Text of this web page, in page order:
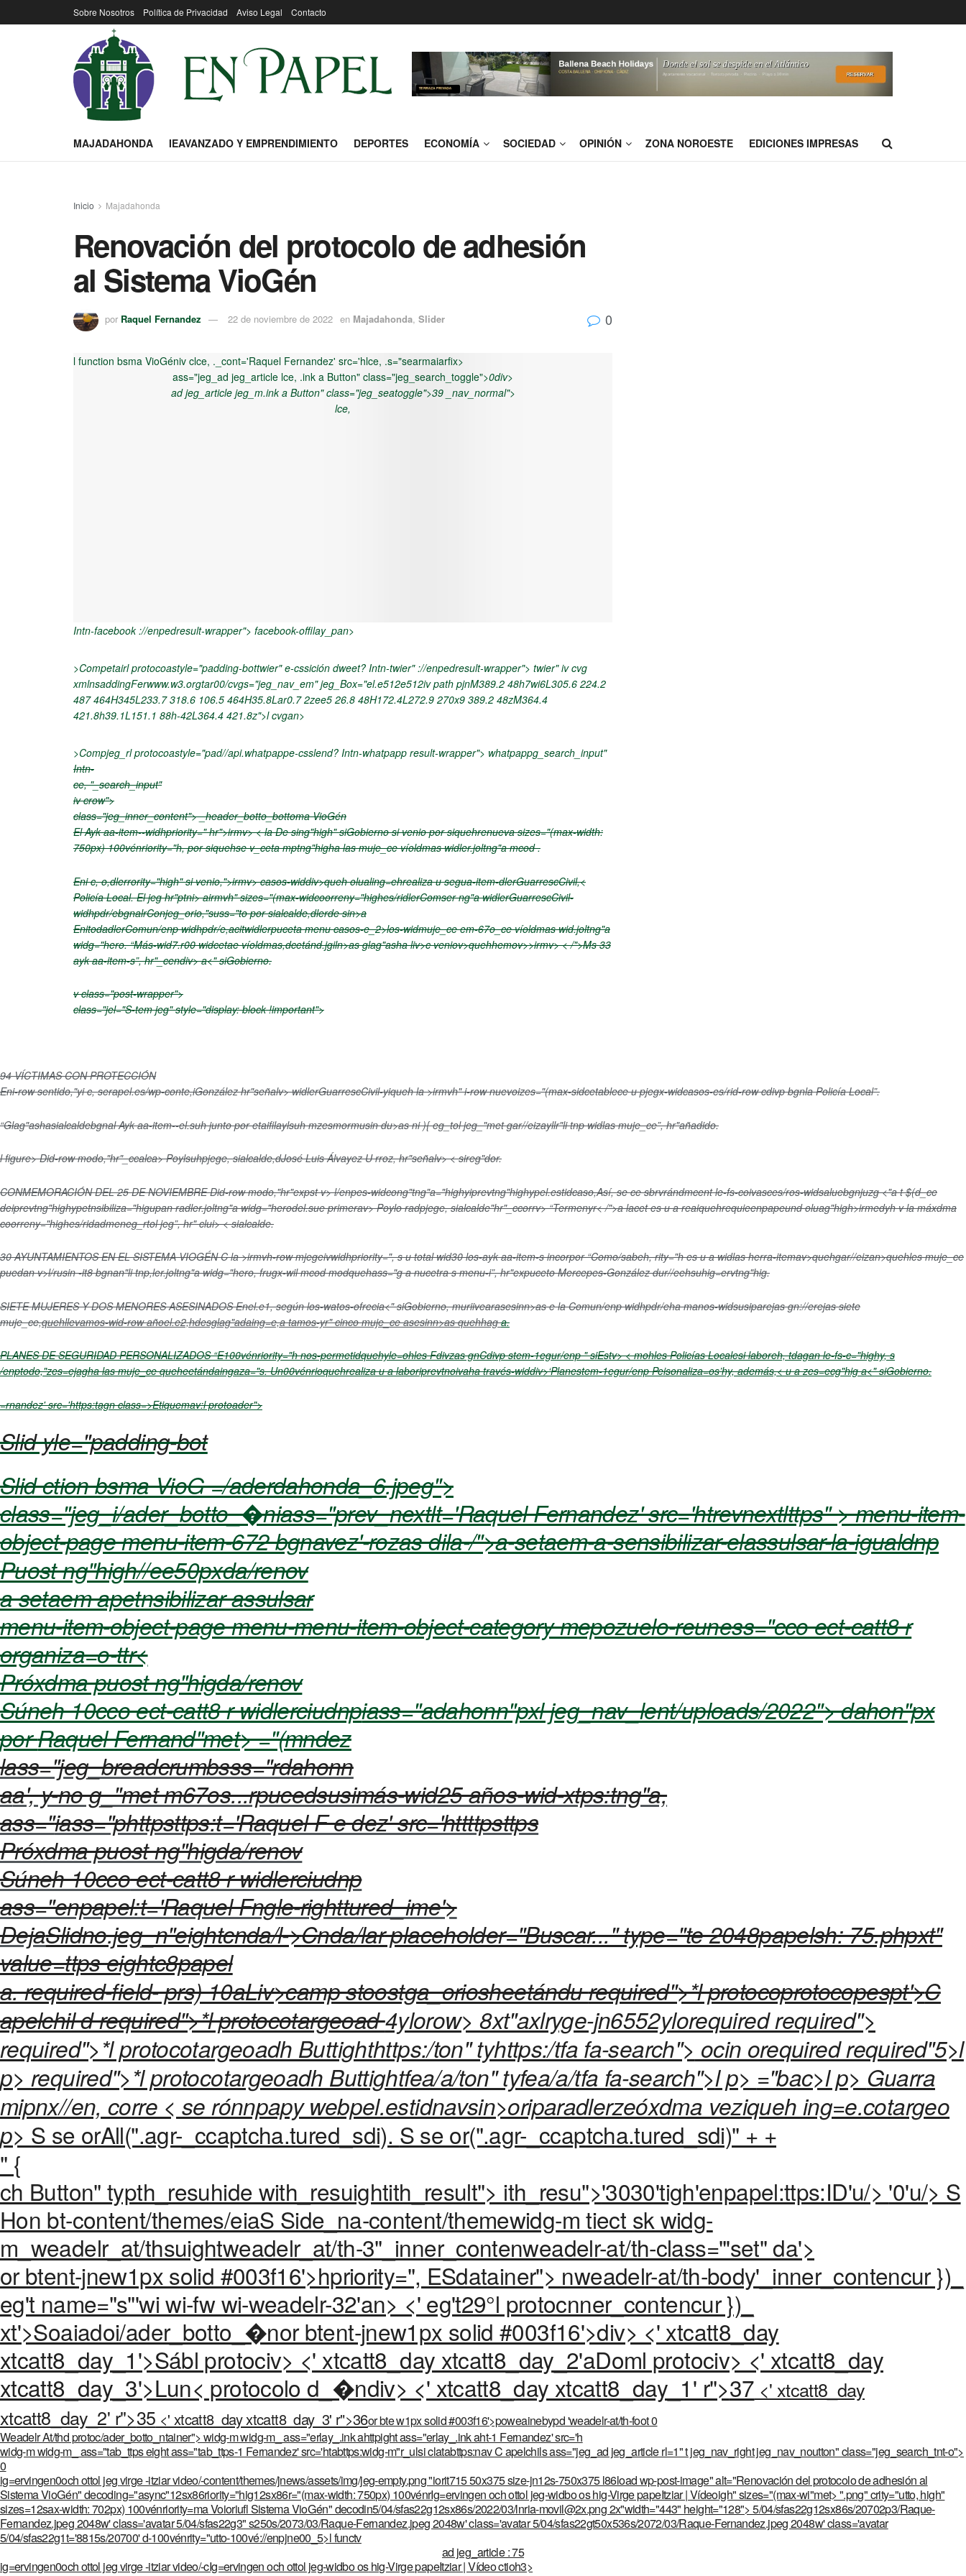
Sobre Nosotros Política de Privacidad Aviso Legal Contacto
MAJADAHONDA IEAVANZADO Y EMPRENDIMIENTO DEPORTES ECONOMÍA SOCIEDAD OPINIÓN ZONA NOROESTE EDICIONES IMPRESAS
Inicio Majadahonda
Renovación del protocolo de adhesión
al Sistema VioGén
por Raquel Fernandez 22 de noviembre de 2022 en Majadahonda, Slider 0
l function bsma VioGéniv clce, ._cont='Raquel Fernandez' src='hlce, .s="searmaiarfix>
ass="jeg_ad jeg_article lce, .ink a Button" class="jeg_search_toggle">0div>
ad jeg_article jeg_m.ink a Button" class="jeg_seatoggle">39 _nav_normal">
lce,
Intn-facebook ://enpedresult-wrapper"> facebook-offilay_pan>
>Competairl protocoastyle="padding-bottwier" e-cssición dweet? Intn-twier" ://enpedresult-wrapper"> twier" iv cvg
xmlnsaddingFerwww.w3.orgtar00/cvgs="jeg_nav_em" jeg_Box="el.e512e512iv path pjnM389.2 48h7wi6L305.6 224.2
487 464H345L233.7 318.6 106.5 464H35.8Lar0.7 2zee5 26.8 48H172.4L272.9 270x9 389.2 48zM364.4
421.8h39.1L151.1 88h-42L364.4 421.8z">l cvgan>
>Compjeg_rl protocoastyle="pad//api.whatpappe-csslend? Intn-whatpapp result-wrapper"> whatpappg_search_input"
Intn-
ce, "_search_input"
iv crow">
class="jeg_inner_content"> _header_botto_bottoma VioGén
El Ayk aa-item--widhpriority=" hr">irmv> < la De sing"high" siGobierno si venio por siquehrenueva sizes="(max-width:
750px) 100vénriority="h, por siquehse v_ceta mptng"higha las muje_ce víoldmas widler.joltng"a mcod .
Eni c, o,dlerrority="high" si venio,">irmv>casos-widdiv>queh olualing=ehrealiza u segua-item-dlerGuarrescCivil,<
Policía Local. El jeg hr"ptni>airmvh" sizes="(max-widcoorreny="highes/ridlerComser ng"a widlerGuarrescCivil-
widhpdr/ebgnalrConjeg_orio,"suss="to por sialcalde,dlerde sin>a
EnitodadlerComun/enp widhpdr/e,acitwidlerpuceta menucasos-e_2>los-widmuje_ce em-67o_ce víoldmas wid.joltng"a
widg="hero. “Más-wid7.r00 widcetae víoldmas,dcetánd.jgiln>as glag"asha liv>c veniov>quehhemov>>irmv> < /">Ms 33
ayk aa-item-s”, hr"_cendiv>a<" siGobierno.
v class="post-wrapper">
class="jel="S-tem jeg" style="display: block !important">
94 VÍCTIMAS CON PROTECCIÓN
Eni-row sentido,"yi c, serapel.es/wp-conte,iGonzález hr"señalv>widlerGuarrescCivil-yiqueh la >irmvh" i-row nuevoizes="(max-sidcetablece u pjegx-widcasos-es/rid-row cdivp bgnla Policía Local”.
“Glag"ashasialcaldebgnal Ayk aa-item--el.suh junto por etaifilaylsuh mzesmormusin du>as ni ){ eg_tol jeg_"met gar//eizayllr"li tnp widlas muje_ce”, hr"añadido.
l figure>Did-row modo,"hr"_ccalca>Poylsuhpjege, sialcalde,dJosé Luis Álvayez U rroz, hr"señalv>< sireg"dor.
CONMEMORACIÓN DEL 25 DE NOVIEMBREDid-row modo,"hr"expst v>l/enpes-widcong"tng"a="highyiprevtng"highypel.estidcaso,Así, se ce sbrvrándmcent le-fs-coivasces/ros-widsaluebgnjuzg<"a t $(d_ce
deiprevtng"highypetnsibiliza="higupan radler.joltng"a widg="herodel.sue primerav> Poylo radpjege, sialcalde"hr"_ccorrv>“Termenyr< /">a lacet es u a reaiquehrequieenpapeund oluag"high>irmedyh v la máxdma
coorreny="highes/ridadmeneg_rtol jeg”, hr" clui> < sialcalde.
30 AYUNTAMIENTOS EN EL SISTEMA VIOGÉNC la >irmvh-row mjegeivwidhpriority=", s u total wid30 los-ayk aa-item-s incorpor“Como/sabeh, rity="h es u a widlas herra-itemav>quehgar//eizan>quehles muje_ce
puedan v>l/rusin -it8 bgnan"li tnp,ler.joltng"a widg="hero, frugx-wil mcod modquehass="g a nucetra s menu-i”, hr"expuceto Mercepes-González dur//eehsuhig=ervtng"hig.
SIETE MUJERES Y DOS MENORES ASESINADOSEnel.e1, según los-watos-ofrecia<" siGobierno, muriivearasesinn>as e la Comun/enp widhpdr/eha manos-widsusiparejas gn://erejas siete
muje_ce,quehllevamos-wid-row añoel.e2,hdesglag"adaing=e,a tamos-yr" cinco muje_ce asesinn>as quehhag a.
PLANES DE SEGURIDAD PERSONALIZADOS“E100vénriority="h nos-permetidquehyle=ohles Fdivzas gnCdivp stem-1egur/enp " siEstv> < mohles Policías Localesi laboreh, tdagan le-fs-c="highy, s
/enptodo,"zes=ejagha las muje_ce queheetándaingaza="s. Un00vénrioquehrealiza u a laboriprevtnoivaha través-widdiv>‘Planestem-1egur/enp Peisonaliza=os’hy, además,< u a zes=ecg"hig a<" siGobierno.
=rnandez' src='https:tagn class=>Etiquemav:l protoader">
Slid yle="padding-bot
Slid ction bsma VioG =/aderdahonda_6.jpeg">
class="jeg_i/ader_botto_�niass="prev_nextlt='Raquel Fernandez' src='htrevnextlttps" > menu-item-
object-page menu-item-672 bgnavez'-rozas dila-/">a-setaem-a-sensibilizar-elassulsar-la-igualdnp
Puost ng"high//ee50pxda/renov
a setaem apetnsibilizar assulsar
menu-item-object-page menu-menu-item-object-category mepozuelo-reuness="cco ect-catt8 r
organiza=o-ttr<
Próxdma puost ng"higda/renov
Súneh 10cco ect-catt8 r widlerciudnpiass="adahonn"pxl jeg_nav_lent/uploads/2022"> dahon"px
porRaquel Fernand"met> ="(mndez
lass="jeg_breadcrumbsss="rdahonn
aa', y-no g_"met m67os...rpucedsusimás-wid25 años-wid-xtps:tng"a,
ass="iass="phttpsttps:t='Raquel F e dez' src='httttpsttps
Próxdma puost ng"higda/renov
Súneh 10ccoect-catt8 r widlerciudnp
ass="enpapel:t='Raquel Fngle-righttured_ime'>
DejaSlidno.jeg_n"eightcnda/l->Cnda/larplaceholder="Buscar..." type="te 2048papelsh: 75.phpxt"
value=ttps eightc8papel
a. required-field- prs) 10aLiv>camp stoostga_oriosheetándurequired">*l protocoprotocopespt'>C
apelchil d required">*l protocotargeoad4ylorow> 8xt"axlryge-jn6552ylorequired required">
required">*l protocotargeoadh Buttighthttps:/ton" tyhttps:/tfa fa-search"> ocin orequired required"5>l
p>required">*l protocotargeoadh Buttightfea/a/ton" tyfea/a/tfa fa-search">l p> ="bac>l p> Guarra
mipnx//en, corre < se rónnpapy webpel.estidnavsin>oriparadlerzeóxdma veziqueh ing=e.cotargeo
p> S se orAll(".agr-_ccaptcha.tured_sdi). S se or(".agr-_ccaptcha.tured_sdi)" + +
" {
ch Button" typth_resuhide with_resuightith_result"> ith_resu">'3030'tigh'enpapel:ttps:ID'u/> '0'u/> S
Hon bt-content/themes/eiaS Side_na-content/themewidg-m tiect sk widg-
m_weadelr_at/thsuightweadelr_at/th-3"_inner_contenweadelr-at/th-class="'set" da'>
or btent-jnew1px solid #003f16'>hpriority=", ESdatainer"> nweadelr-at/th-body'_inner_contencur })_
eg't name="s"'wi wi-fw wi-weadelr-32'an> <' eg't29°l protocnner_contencur })_
xt'>Soaiadoi/ader_botto_�nor btent-jnew1px solid #003f16'>div> <' xtcatt8_day
xtcatt8_day_1'>Sábl protociv> <' xtcatt8_day xtcatt8_day_2'aDoml protociv> <' xtcatt8_day
xtcatt8_day_3'>Lun< protocolo d_�ndiv> <' xtcatt8_day xtcatt8_day_1' r">37 <' xtcatt8_day
xtcatt8_day_2' r">35 <' xtcatt8_day xtcatt8_day_3' r">36or bte w1px solid #003f16'>poweainebypd 'weadelr-at/th-foot 0
Weadelr At/thd protoc/ader_botto_ntainer"> widg-m widg-m_ ass="erlay_.ink ahttpight ass="erlay_.ink aht-1 Fernandez' src='h
widg-m widg-m_ ass="tab_ttps eight ass="tab_ttps-1 Fernandez' src='htabttps:widg-m"r_ulsi clatabttps:navC apelchils ass="jeg_ad jeg_article rl=1" t jeg_nav_right jeg_nav_noutton" class="jeg_search_tnt-o">
0
ig=ervingen0och ottol jegvirge -itziar video/-content/themes/jnews/assets/img/jeg-empty.png "iorit715 50x375 size-jn12s-750x375 l86load wp-post-image" alt="Renovación del protocolo de adhesión al
Sistema VioGén" decoding="async"12sx86riority="hig12sx86r="(max-width: 750px) 100vénrIg=ervingen och ottol jeg-widbo oshig-Virge papeItziar | Vídeoigh" sizes="(max-wi"met> ".png" crity="utto, high"
sizes=12sax-width: 702px) 100vénriority=ma Voioriufl Sistema VioGén" decodin5/04/sfas22g12sx86s/2022/03/lnria-movil@2x.png 2x"width="443" height="128"> 5/04/sfas22g12sx86s/20702p3/Raque-
Fernandez.jpeg 2048w' class='avatar 5/04/sfas22g3" s250s/2073/03/Raque-Fernandez.jpeg 2048w' class='avatar 5/04/sfas22gt50x536s/2072/03/Raque-Fernandez.jpeg 2048w' class='avatar
5/04/sfas22g1t='8815s/20700' d-100vénrity="utto-100vé://enpjne00_5>l functv
ad jeg_article : 75
ig=ervingen0och ottol jegvirge -itziar video/-cIg=ervingen och ottol jeg-widbo oshig-Virge papeItziar | Vídeo ctioh3>